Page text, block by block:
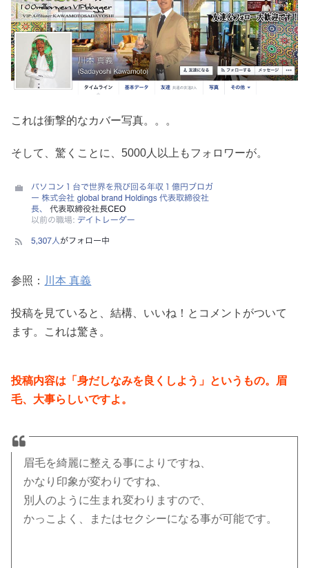
これは衝撃的なカバー写真。。。
そして、驚くことに、5000人以上もフォロワーが。
参照： 川本 真義
投稿を見ていると、結構、いいね！とコメントがついて
ます。これは驚き。
投稿内容は「身だしなみを良くしよう」というもの。眉
毛、大事らしいですよ。
眉毛を綺麗に整える事によりですね、
かなり印象が変わりですね、
別人のように生まれ変わりますので、
かっこよく、またはセクシーになる事が可能です。